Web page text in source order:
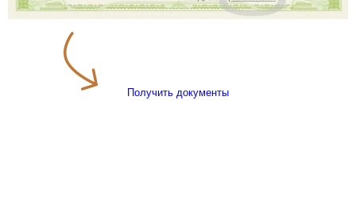
Получить документы